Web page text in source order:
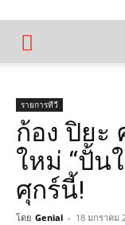
รายการทีวี
ก้อง ปิยะ
ใหม่ “ปั้น
ศุกร์นี้!
โดย Genial - 18 มกราคม